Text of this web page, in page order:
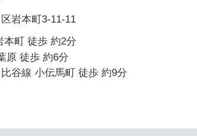
岩本町3-11-11
本町 徒歩 約2分
原 徒歩 約6分
谷線 小伝馬町 徒歩 約9分